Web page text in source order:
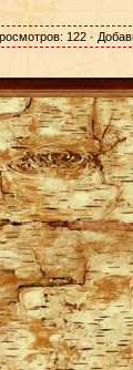
122 ·